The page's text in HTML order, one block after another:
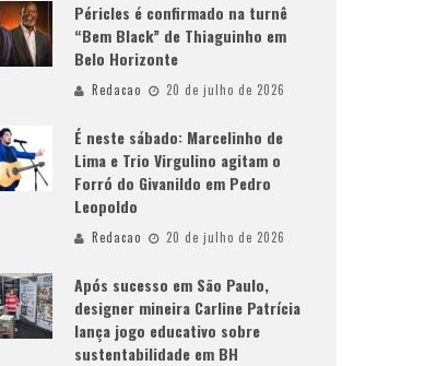
Péricles é confirmado na turnê
“Bem Black” de Thiaguinho em
Belo Horizonte
Redacao 20 de julho de 2026
É neste sábado: Marcelinho de
Lima e Trio Virgulino agitam o
Forró do Givanildo em Pedro
Leopoldo
Redacao 20 de julho de 2026
Após sucesso em São Paulo,
designer mineira Carline Patrícia
lança jogo educativo sobre
sustentabilidade em BH